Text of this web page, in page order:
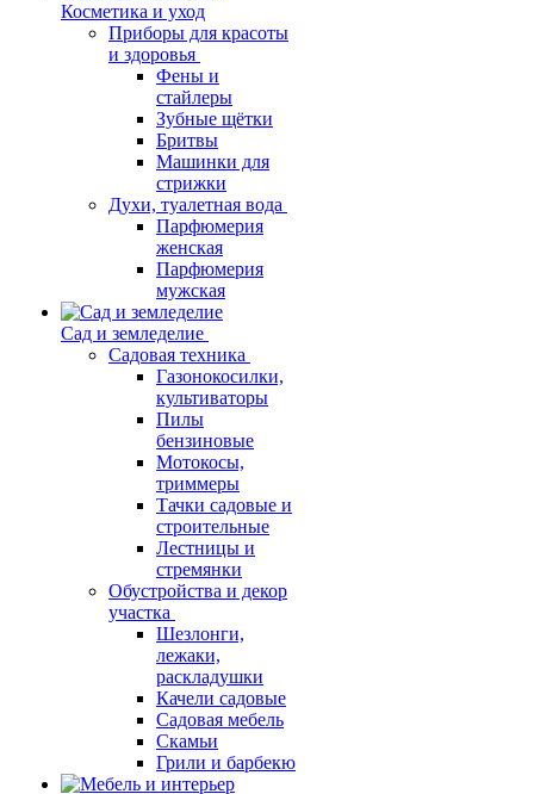
Косметика и уход
Приборы для красоты
и здоровья
Фены и
стайлеры
Зубные щётки
Бритвы
Машинки для
стрижки
Духи, туалетная вода
Парфюмерия
женская
Парфюмерия
мужская
Сад и земледелие
Садовая техника
Газонокосилки,
культиваторы
Пилы
бензиновые
Мотокосы,
триммеры
Тачки садовые и
строительные
Лестницы и
стремянки
Обустройства и декор
участка
Шезлонги,
лежаки,
раскладушки
Качели садовые
Садовая мебель
Скамьи
Грили и барбекю